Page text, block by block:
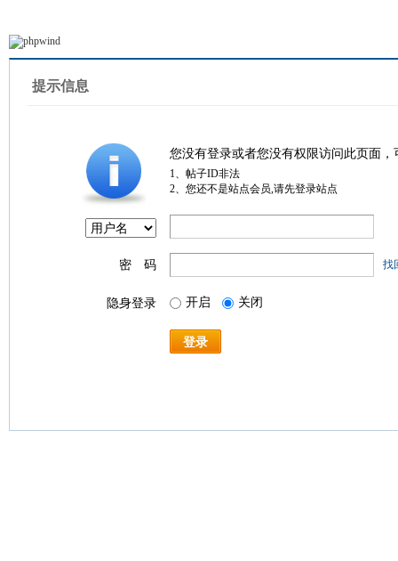
提示信息
您没有登录或者您没有权限访问此页面
1、帖子ID非法
2、您还不是站点会员,请先登录站点
密 码 找
隐身登录 开启 关闭
登录